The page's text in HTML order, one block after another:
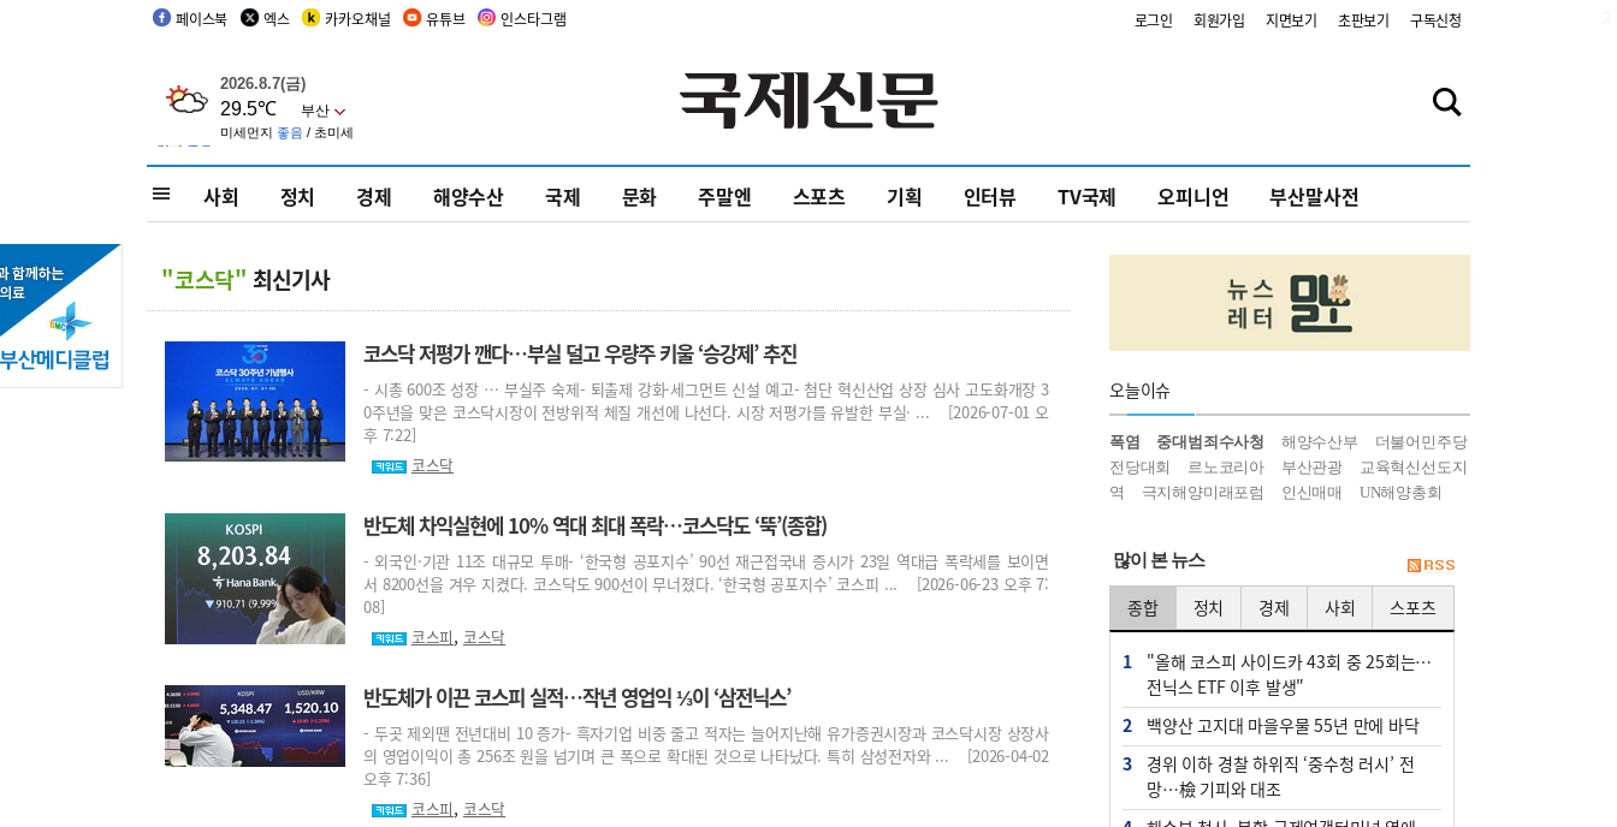
페이스북 엑스 카카오채널 유튜브 인스타그램 로그인 회원가입 지면보기 초판보기 구독신청
사회 정치 경제 해양수산 국제 문화 주말엔 스포츠 기획 인터뷰 TV국제 오피니언 부산말사전
"코스닥" 최신기사
코스닥 저평가 깬다…부실 덜고 우량주 키울 ‘승강제’ 추진
- 시총 600조 성장 … 부실주 숙제- 퇴출제 강화·세그먼트 신설 예고- 첨단 혁신산업 상장 심사 고도화개장 3
0주년을 맞은 코스닥시장이 전방위적 체질 개선에 나선다. 시장 저평가를 유발한 부실· ... [2026-07-01 오
후 7:22]
코스닥
반도체 차익실현에 10% 역대 최대 폭락…코스닥도 ‘뚝’(종합)
- 외국인·기관 11조 대규모 투매- ‘한국형 공포지수’ 90선 재근접국내 증시가 23일 역대급 폭락세를 보이면
서 8200선을 겨우 지켰다. 코스닥도 900선이 무너졌다. ‘한국형 공포지수’ 코스피 ... [2026-06-23 오후 7:
08]
코스피, 코스닥
반도체가 이끈 코스피 실적…작년 영업익 ⅓이 ‘삼전닉스’
- 두곳 제외땐 전년대비 10 증가- 흑자기업 비중 줄고 적자는 늘어지난해 유가증권시장과 코스닥시장 상장사
의 영업이익이 총 256조 원을 넘기며 큰 폭으로 확대된 것으로 나타났다. 특히 삼성전자와 ... [2026-04-02
오후 7:36]
코스피, 코스닥
오늘이슈
폭염 중대범죄수사청 해양수산부
더불어민주당
전당대회
르노코리아 부산관광
교육혁신선도지
역
극지해양미래포럼 인신매매 UN해양총회
많이 본 뉴스
종합 정치 경제 사회 스포츠
1
"올해 코스피 사이드카 43회 중 25회는 삼
전닉스 ETF 이후 발생"
2
백양산 고지대 마을우물 55년 만에 바닥
3
경위 이하 경찰 하위직 ‘중수청 러시’ 전
망…檢 기피와 대조